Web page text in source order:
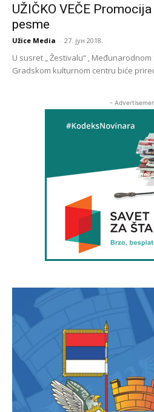
UŽIČKO VEČE
pesme
Užice Media - 27. јун 2018.
U susret „ Žestivalu“ ,
Gradskom kulturnom centru biće
-